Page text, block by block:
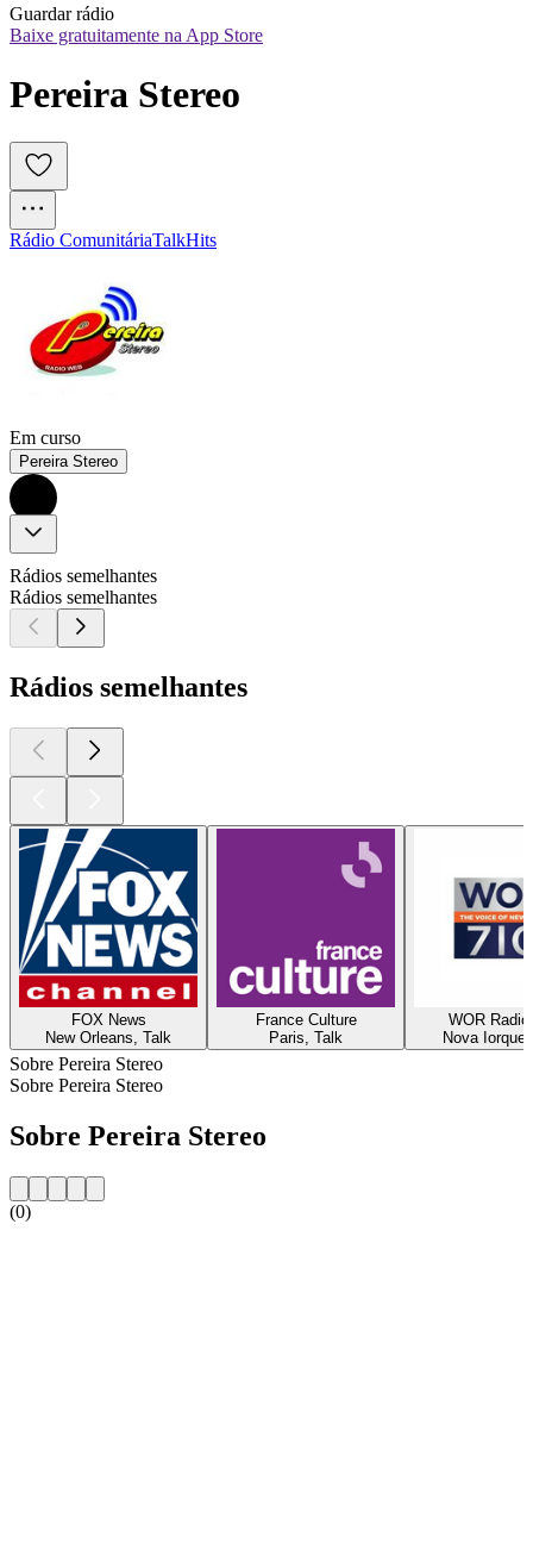
Guardar rádio
Baixe gratuitamente na App Store
Pereira Stereo
Rádio ComunitáriaTalkHits
Em curso
Pereira Stereo
Rádios semelhantes
Rádios semelhantes
Rádios semelhantes
FOX News
New Orleans, Talk
France Culture
Paris, Talk
WOR Radio
Nova
Sobre Pereira Stereo
Sobre Pereira Stereo
Sobre Pereira Stereo
(0)